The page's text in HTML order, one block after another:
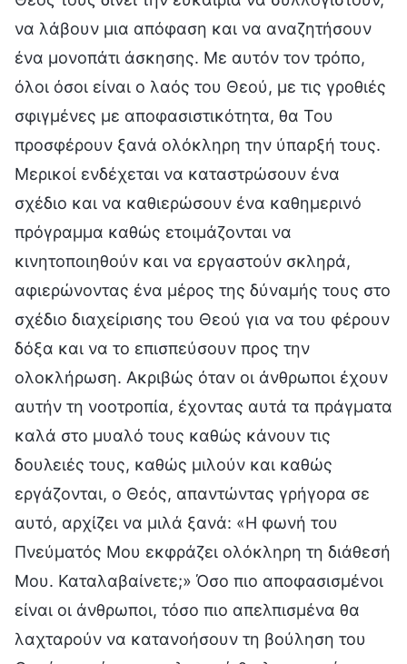
να λάβουν μια απόφαση και να αναζητήσουν
ένα μονοπάτι άσκησης. Με αυτόν τον τρόπο,
όλοι όσοι είναι ο λαός του Θεού, με τις γροθιές
σφιγμένες με αποφασιστικότητα, θα Του
προσφέρουν ξανά ολόκληρη την ύπαρξή τους.
Μερικοί ενδέχεται να καταστρώσουν ένα
σχέδιο και να καθιερώσουν ένα καθημερινό
πρόγραμμα καθώς ετοιμάζονται να
κινητοποιηθούν και να εργαστούν σκληρά,
αφιερώνοντας ένα μέρος της δύναμής τους στο
σχέδιο διαχείρισης του Θεού για να του φέρουν
δόξα και να το επισπεύσουν προς την
ολοκλήρωση. Ακριβώς όταν οι άνθρωποι έχουν
αυτήν τη νοοτροπία, έχοντας αυτά τα πράγματα
καλά στο μυαλό τους καθώς κάνουν τις
δουλειές τους, καθώς μιλούν και καθώς
εργάζονται, ο Θεός, απαντώντας γρήγορα σε
αυτό, αρχίζει να μιλά ξανά: «Η φωνή του
Πνεύματός Μου εκφράζει ολόκληρη τη διάθεσή
Μου. Καταλαβαίνετε;» Όσο πιο αποφασισμένοι
είναι οι άνθρωποι, τόσο πιο απελπισμένα θα
λαχταρούν να κατανοήσουν τη βούληση του